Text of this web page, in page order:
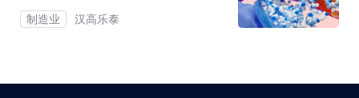
制造业 汉高乐泰